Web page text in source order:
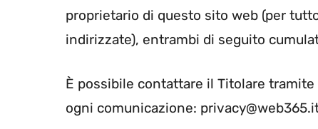
proprietario di questo sito web (per
indirizzate), entrambi di seguito
È possibile contattare il Titolare
ogni comunicazione: